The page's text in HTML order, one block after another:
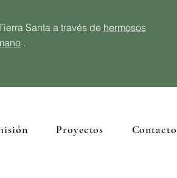
Santa a través de hermosos
.
Proyectos Contacto